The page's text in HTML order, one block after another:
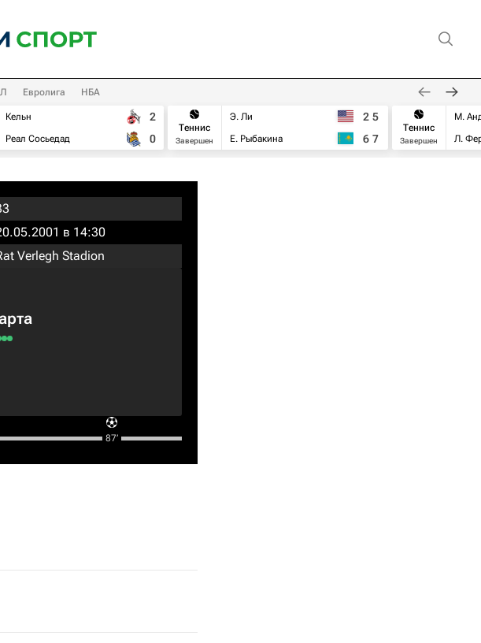
Евролига НБА
Кельн
Реал Сосьедад
2
0
Теннис
Завершен
Э. Ли
Е. Рыбакина
2 5
6 7
Теннис
Завершен
М.
Л.
в 14:30
Verlegh Stadion
87‎’‎